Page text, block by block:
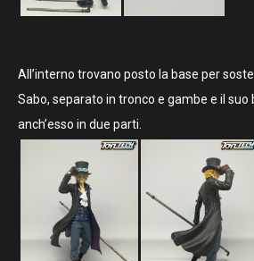
All’interno trovano posto la base per
Sabo, separato in tronco e gambe e il suo
anch’esso in due parti.